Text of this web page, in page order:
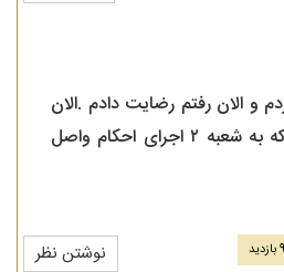
و الان رفتم رضایت دادم .الان
یه پیامکی اومده برام که به شعبه ۲ اجرای احکام واصل
نوشتن نظر